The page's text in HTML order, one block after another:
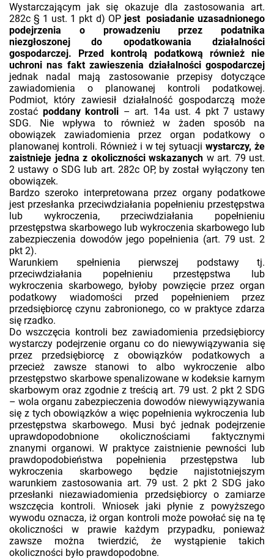
Wystarczającym jak się okazuje dla zastosowania art.
282c § 1 ust. 1 pkt d) OP jest posiadanie uzasadnionego
podejrzenia o prowadzeniu przez podatnika
niezgłoszonej do opodatkowania działalności
gospodarczej. Przed kontrolą podatkową również nie
uchroni nas fakt zawieszenia działalności gospodarczej
jednak nadal mają zastosowanie przepisy dotyczące
zawiadomienia o planowanej kontroli podatkowej.
Podmiot, który zawiesił działalność gospodarczą może
zostać poddany kontroli – art. 14a ust. 4 pkt 7 ustawy
SDG. Nie wpływa to również w żaden sposób na
obowiązek zawiadomienia przez organ podatkowy o
planowanej kontroli. Również i w tej sytuacjiwystarczy, że
zaistnieje jedna z okoliczności wskazanych w art. 79 ust.
2 ustawy o SDG lub art. 282c OP, by został wyłączony ten
obowiązek.
Bardzo szeroko interpretowana przez organy podatkowe
jest przesłanka przeciwdziałania popełnieniu przestępstwa
lub wykroczenia, przeciwdziałania popełnieniu
przestępstwa skarbowego lub wykroczenia skarbowego lub
zabezpieczenia dowodów jego popełnienia (art. 79 ust. 2
pkt 2).
Warunkiem spełnienia pierwszej podstawy tj.
przeciwdziałania popełnieniu przestępstwa lub
wykroczenia skarbowego, byłoby powzięcie przez organ
podatkowy wiadomości przed popełnieniem przez
przedsiębiorcę czynu zabronionego, co w praktyce zdarza
się rzadko.
Do wszczęcia kontroli bez zawiadomienia przedsiębiorcy
wystarczy podejrzenie organu co do niewywiązywania się
przez przedsiębiorcę z obowiązków podatkowych a
przecież zawsze stanowi to albo wykroczenie albo
przestępstwo skarbowe spenalizowane w kodeksie karnym
skarbowym oraz zgodnie z treścią art. 79 ust. 2 pkt 2 SDG
– wola organu zabezpieczenia dowodów niewywiązywania
się z tych obowiązków a więc popełnienia wykroczenia lub
przestępstwa skarbowego. Musi być jednak podejrzenie
uprawdopodobnione okolicznościami faktycznymi
znanymi organowi. W praktyce zaistnienie pewności lub
prawdopodobieństwa popełnienia przestępstwa lub
wykroczenia skarbowego będzie najistotniejszym
warunkiem zastosowania art. 79 ust. 2 pkt 2 SDG jako
przesłanki niezawiadomienia przedsiębiorcy o zamiarze
wszczęcia kontroli. Wniosek jaki płynie z powyższego
wywodu oznacza, iż organ kontroli może powołać się na tę
okoliczności w prawie każdym przypadku, ponieważ
zawsze można twierdzić, że wystąpienie takich
okoliczności było prawdopodobne.